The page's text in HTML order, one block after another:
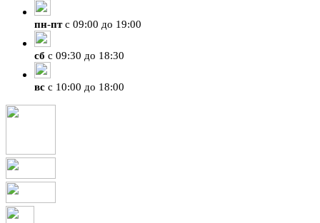
пн-птс 09:00 до 19:00
сб с 09:30 до 18:30
вс с 10:00 до 18:00